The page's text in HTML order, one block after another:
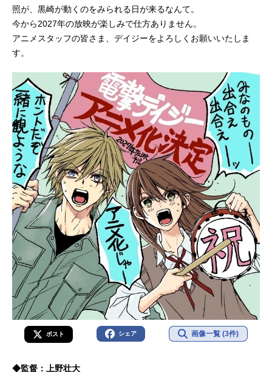
照が、黒崎が動くのをみられる日が来るなんて。
今から2027年の放映が楽しみで仕方ありません。
アニメスタッフの皆さま、デイジーをよろしくお願いいたしま
す。
ポスト シェア 画像一覧 (3件)
◆監督：上野壮大